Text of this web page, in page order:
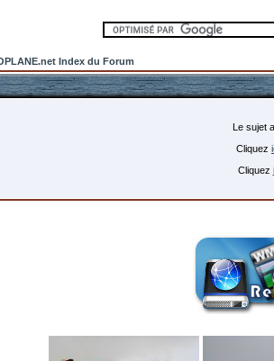
Index du Forum
Le sujet
Cliquez
Cliquez